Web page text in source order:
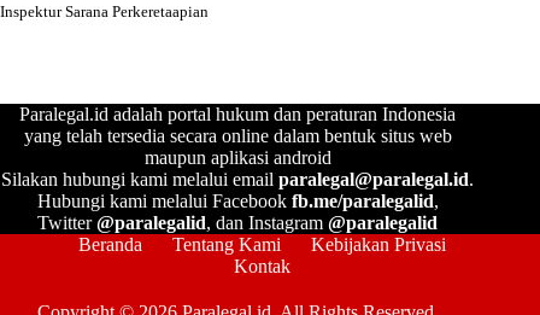
Inspektur Sarana Perkeretaapian
Paralegal.id adalah portal hukum dan peraturan Indonesia
yang telah tersedia secara online dalam bentuk situs web
maupun aplikasi android
Silakan hubungi kami melalui emailparalegal@paralegal.id.
Hubungi kami melalui Facebook fb.me/paralegalid,
Twitter@paralegalid, dan Instagram@paralegalid
Beranda
Tentang Kami
Kebijakan Privasi
Kontak